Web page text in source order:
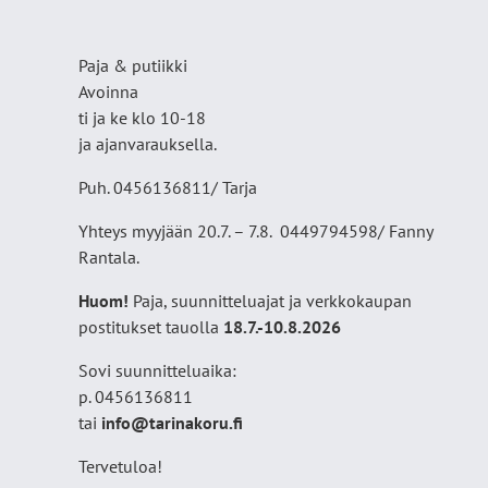
Paja & putiikki
Avoinna
ti ja ke klo 10-18
ja ajanvarauksella.
Puh. 0456136811/ Tarja
Yhteys myyjään 20.7. – 7.8. 0449794598/ Fanny
Rantala.
Huom! Paja, suunnitteluajat ja verkkokaupan
postitukset tauolla 18.7.-10.8.2026
Sovi suunnitteluaika:
p. 0456136811
tai info@tarinakoru.fi
Tervetuloa!